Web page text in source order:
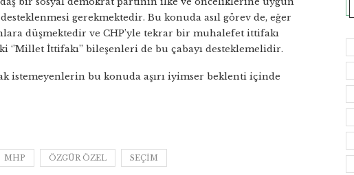
gerekmektedir. Bu konuda asıl görev de, eğer
düşmektedir ve CHP’yle tekrar bir muhalefet ittifakı
İttifakı’’ bileşenleri de bu çabayı desteklemelidir.
istemeyenlerin bu konuda aşırı iyimser beklenti içinde
MHP ÖZGÜR ÖZEL SEÇIM